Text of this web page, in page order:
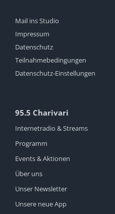
Mail ins Studio
Impressum
Datenschutz
Teilnahmebedingungen
Datenschutz-Einstellungen
95.5 Charivari
Internetradio & Streams
Programm
Events & Aktionen
Über uns
Unser Newsletter
Unsere neue App